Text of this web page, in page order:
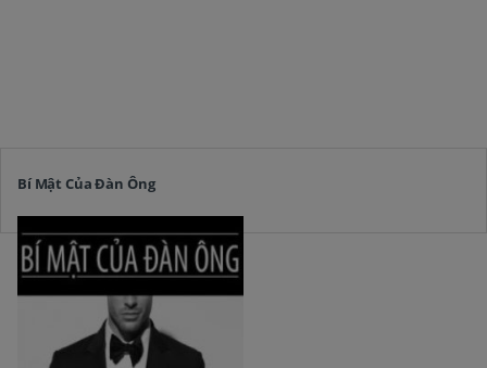
Bí Mật Của Đàn Ông